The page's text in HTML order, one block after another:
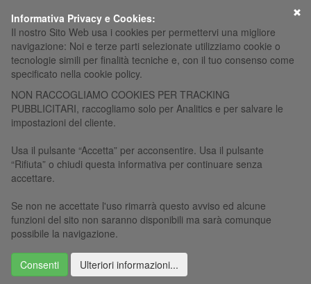
Informativa Privacy e Cookies:
Il nostro Sito Web usa i cookies per permettervi una migliore
navigazione: Noi e terze parti selezionate utilizziamo cookie o
tecnologie simili per finalità tecniche e, con il tuo consenso come
specificato nella cookie policy.
NON RACCOGLIAMO COOKIES PER TRACKING
PUBBLICITARI, raccogliamo solo per Analitics e per salvare le
impostazioni del cliente.
Usa il pulsante “Accetta” per acconsentire. Usa il pulsante
“Rifiuta” o chiudi questa informativa per continuare senza
accettare.
Se non ne accettate l'uso rimarrà questo avviso ed alcune
funzioni del sito non saranno disponibili ma sarà comunque
possibile la navigazione.
Consenti Ulteriori informazioni...
×